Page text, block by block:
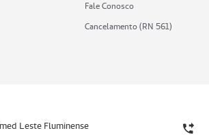
Fale Conosco
Cancelamento (RN 561)
Leste Fluminense